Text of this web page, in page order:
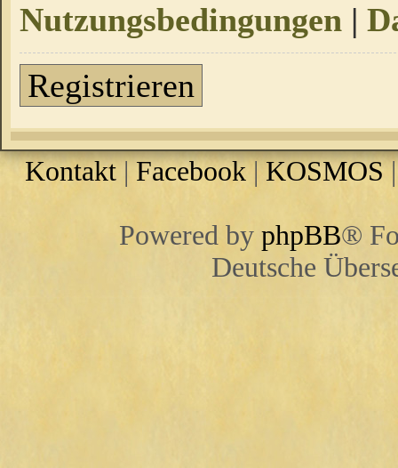
Nutzungsbedingungen |
Registrieren
Kontakt | Facebook |KOSMOS
Powered by phpBB®
Deutsche